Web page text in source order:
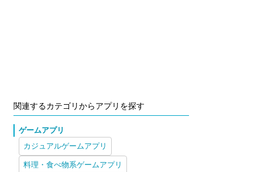
関連するカテゴリからアプリを探す
ゲームアプリ
カジュアルゲームアプリ
料理・食べ物系ゲームアプリ